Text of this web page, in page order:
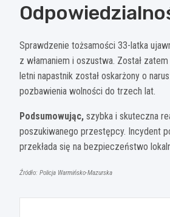
Sprawdzenie tożsamości 33-latka
z włamaniem i oszustwa. Został
letni napastnik został oskarżony o
pozbawienia wolności do trzech lat.
Podsumowując, szybka i skuteczna
poszukiwanego przestępcy. Incydent
przekłada się na bezpieczeństwo
Źródło: Policja Warmińsko-Mazurska